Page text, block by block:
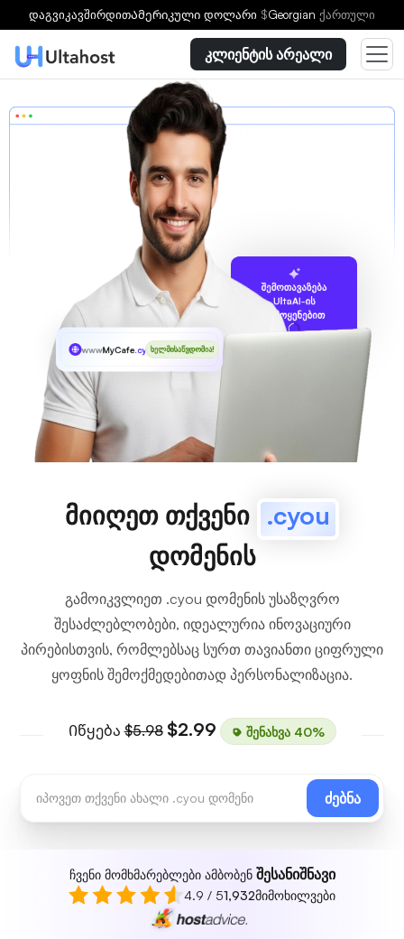
დაგვიკავშირდითᲐმერიკული დოლარი $Georgian ქართული
კლიენტის არეალი
შემოთავაზება
UltaAI-ის
გამოყენებით
wwwMyCafe.cyouხელმისაწვდომია!
მიიღეთ თქვენი .cyou
დომენის
გამოიკვლიეთ .cyou დომენის უსაზღვრო
შესაძლებლობები, იდეალურია ინოვაციური
პირებისთვის, რომლებსაც სურთ თავიანთი ციფრული
ყოფნის შემოქმედებითად პერსონალიზაცია.
Იწყება$5.98 $2.99 შენახვა 40%
ძებნა
ჩვენი მომხმარებლები ამბობენ შესანიშნავი
4.9 / 51,932მიმოხილვები